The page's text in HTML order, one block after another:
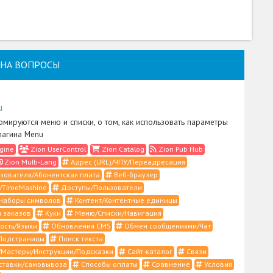
ВОПРОСЫ
меню и списки, о том, как использовать параметры
Menu
Zion UserControl Zion Catalog
Zion Pub Hub
Zion Multi-Lang
Адрес (URL)/ЧПУ/Переадресация
Абонентская плата
Веб-браузер
Доступы/Пользователи
символов
Контент/Контентные единицы
заказов
Куки
Меню/Списки/Навигация
Языки
Обновления CMS
Обмен сообщениями/Чат
Поиск текста
Инструкции/Подсказки
Сайт-каталог
Связи
самовывоза
Способы оплаты Сравнение
Условия